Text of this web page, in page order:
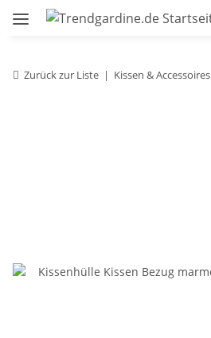
Zurück zur Liste Kissen & Accessoires